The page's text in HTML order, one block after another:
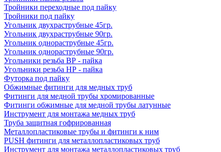
Тройники переходные под пайку
Тройники под пайку
Угольник двухраструбные 45гр.
Угольник двухраструбные 90гр.
Угольник однораструбные 45гр.
Угольник однораструбные 90гр.
Угольники резьба ВР - пайка
Угольники резьба НР - пайка
Футорка под пайку
Обжимные фитинги для медных труб
Фитинги для медной трубы хромированные
Фитинги обжимные для медной трубы латунные
Инструмент для монтажа медных труб
Труба защитная гофрированная
Металлопластиковые трубы и фитинги к ним
PUSH фитинги для металлопластиковых труб
Инструмент для монтажа металлопластиковых труб